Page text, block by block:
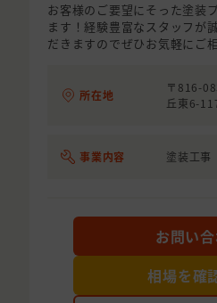
お客様のご要望にそった塗装
ます！経験豊富なスタッフが
だきますのでぜひお気軽にご
所在地
〒816-
丘東6-
事業内容 塗装工事
お問い
相場を確